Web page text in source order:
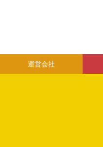
運営会社